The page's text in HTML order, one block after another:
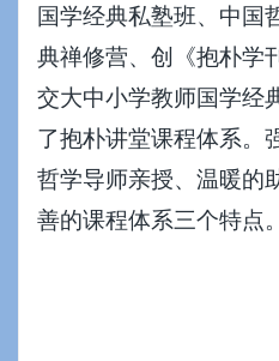
国学经典私塾班、中国
典禅修营、创《抱朴学
交大中小学教师国学经
了抱朴讲堂课程体系。
哲学导师亲授、温暖的
善的课程体系三个特点。